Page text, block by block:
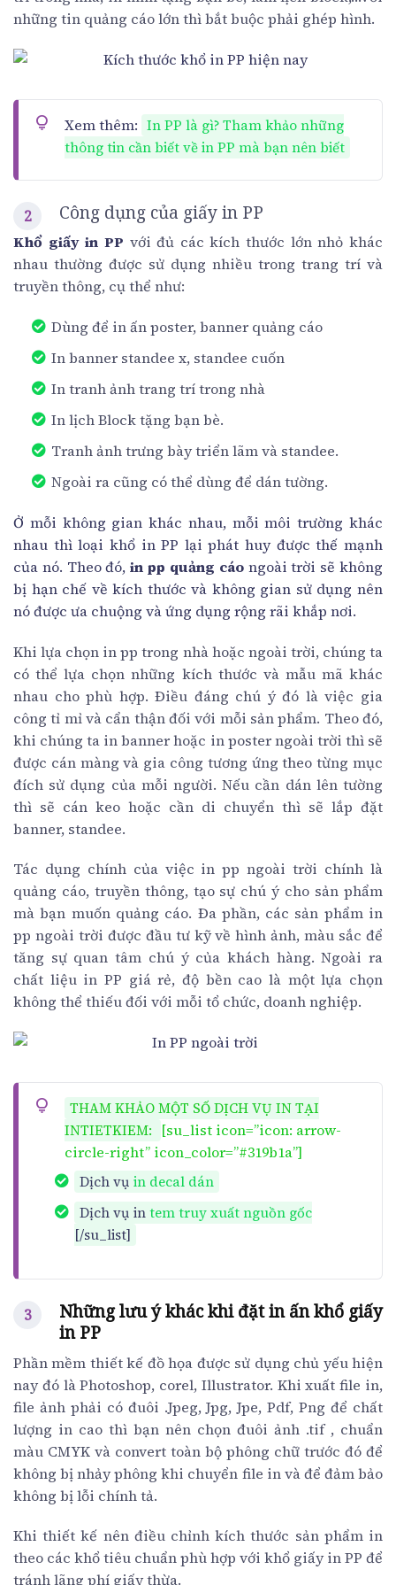
những tin quảng cáo lớn thì bắt buộc phải ghép hình.
Xem thêm: In PP là gì? Tham khảo những
thông tin cần biết về in PP mà bạn nên biết
Công dụng của giấy in PP
Khổ giấy in PP với đủ các kích thước lớn nhỏ khác
nhau thường được sử dụng nhiều trong trang trí và
truyền thông, cụ thể như:
Dùng để in ấn poster, banner quảng cáo
In banner standee x, standee cuốn
In tranh ảnh trang trí trong nhà
In lịch Block tặng bạn bè.
Tranh ảnh trưng bày triển lãm và standee.
Ngoài ra cũng có thể dùng để dán tường.
Ở mỗi không gian khác nhau, mỗi môi trường khác
nhau thì loại khổ in PP lại phát huy được thế mạnh
của nó. Theo đó,in pp quảng cáongoài trời sẽ không
bị hạn chế về kích thước và không gian sử dụng nên
nó được ưa chuộng và ứng dụng rộng rãi khắp nơi.
Khi lựa chọn in pp trong nhà hoặc ngoài trời, chúng ta
có thể lựa chọn những kích thước và mẫu mã khác
nhau cho phù hợp. Điều đáng chú ý đó là việc gia
công tỉ mỉ và cẩn thận đối với mỗi sản phẩm. Theo đó,
khi chúng ta in banner hoặc in poster ngoài trời thì sẽ
được cán màng và gia công tương ứng theo từng mục
đích sử dụng của mỗi người. Nếu cần dán lên tường
thì sẽ cán keo hoặc cần di chuyển thì sẽ lắp đặt
banner, standee.
Tác dụng chính của việc in pp ngoài trời chính là
quảng cáo, truyền thông, tạo sự chú ý cho sản phẩm
mà bạn muốn quảng cáo. Đa phần, các sản phẩm in
pp ngoài trời được đầu tư kỹ về hình ảnh, màu sắc để
tăng sự quan tâm chú ý của khách hàng. Ngoài ra
chất liệu in PP giá rẻ, độ bền cao là một lựa chọn
không thể thiếu đối với mỗi tổ chức, doanh nghiệp.
THAM KHẢO MỘT SỐ DỊCH VỤ IN TẠI
INTIETKIEM:
[su_list icon=”icon: arrow-
circle-right” icon_color=”#319b1a”]
Dịch vụ in decal dán
Dịch vụ intem truy xuất nguồn gốc
[/su_list]
Những lưu ý khác khi đặt in ấn khổ giấy
in PP
Phần mềm thiết kế đồ họa được sử dụng chủ yếu hiện
nay đó là Photoshop, corel, Illustrator. Khi xuất file in,
file ảnh phải có đuôi .Jpeg, Jpg, Jpe, Pdf, Png để chất
lượng in cao thì bạn nên chọn đuôi ảnh .tif , chuẩn
màu CMYK và convert toàn bộ phông chữ trước đó để
không bị nhảy phông khi chuyển file in và để đảm bảo
không bị lỗi chính tả.
Khi thiết kế nên điều chỉnh kích thước sản phẩm in
theo các khổ tiêu chuẩn phù hợp với khổ giấy in PP để
tránh lãng phí giấy thừa.